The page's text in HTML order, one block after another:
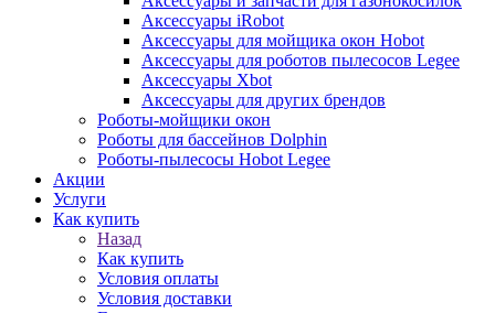
Аксессуары iRobot
Аксессуары для мойщика окон Hobot
Аксессуары для роботов пылесосов Legee
Аксессуары Xbot
Аксессуары для других брендов
Роботы-мойщики окон
Роботы для бассейнов Dolphin
Роботы-пылесосы Hobot Legee
Акции
Услуги
Как купить
Назад
Как купить
Условия оплаты
Условия доставки